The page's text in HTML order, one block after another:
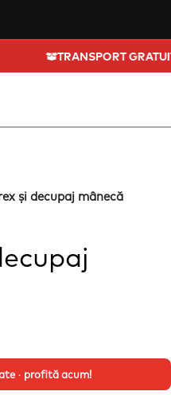
și decupaj mânecă
· profită acum!